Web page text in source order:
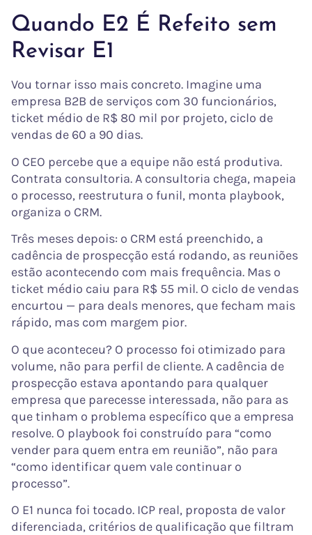
Quando E2 É Refeito sem
Revisar E1
Vou tornar isso mais concreto. Imagine uma
empresa B2B de serviços com 30 funcionários,
ticket médio de R$ 80 mil por projeto, ciclo de
vendas de 60 a 90 dias.
O CEO percebe que a equipe não está produtiva.
Contrata consultoria. A consultoria chega, mapeia
o processo, reestrutura o funil, monta playbook,
organiza o CRM.
Três meses depois: o CRM está preenchido, a
cadência de prospecção está rodando, as reuniões
estão acontecendo com mais frequência. Mas o
ticket médio caiu para R$ 55 mil. O ciclo de vendas
encurtou — para deals menores, que fecham mais
rápido, mas com margem pior.
O que aconteceu? O processo foi otimizado para
volume, não para perfil de cliente. A cadência de
prospecção estava apontando para qualquer
empresa que parecesse interessada, não para as
que tinham o problema específico que a empresa
resolve. O playbook foi construído para “como
vender para quem entra em reunião”, não para
“como identificar quem vale continuar o
processo”.
O E1 nunca foi tocado. ICP real, proposta de valor
diferenciada, critérios de qualificação que filtram